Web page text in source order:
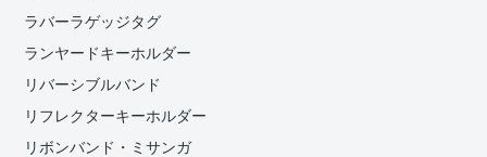
ラバーラゲッジタグ
ランヤードキーホルダー
リバーシブルバンド
リフレクターキーホルダー
リボンバンド・ミサンガ